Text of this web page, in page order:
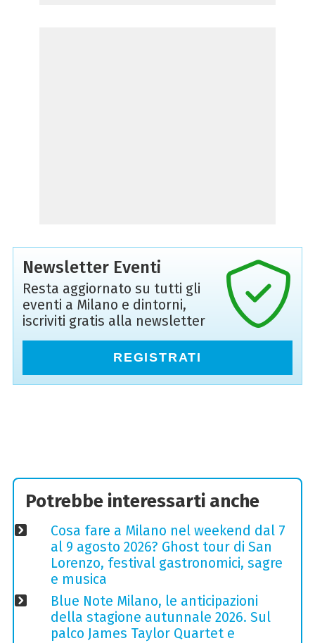
Newsletter Eventi
Resta aggiornato su tutti gli
eventi a Milano e dintorni,
iscriviti gratis alla newsletter
REGISTRATI
Potrebbe interessarti anche
Cosa fare a Milano nel weekend dal 7
al 9 agosto 2026? Ghost tour di San
Lorenzo, festival gastronomici, sagre
e musica
Blue Note Milano, le anticipazioni
della stagione autunnale 2026. Sul
palco James Taylor Quartet e